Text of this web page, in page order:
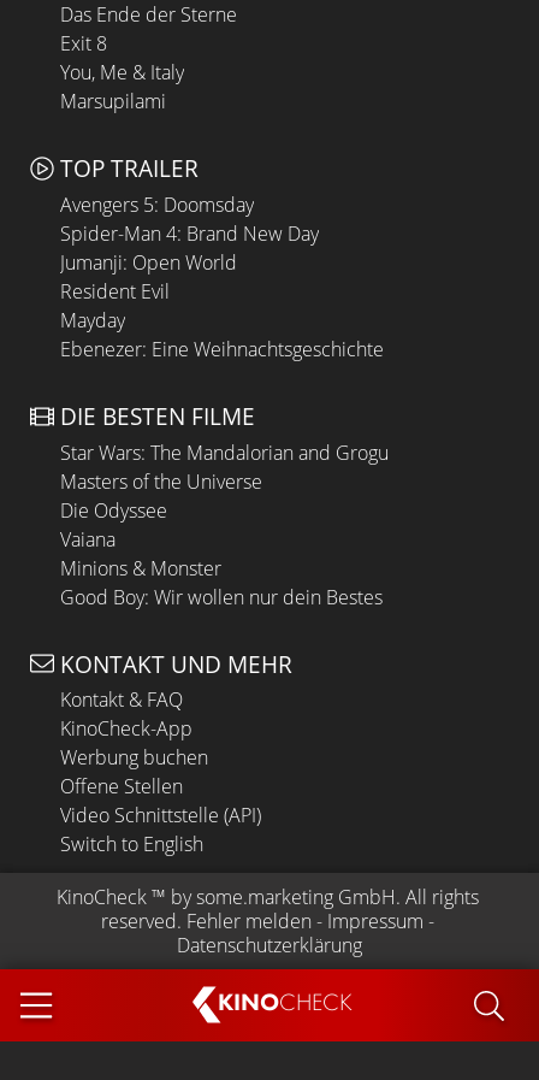
KINOCHECK
Das Ende der Sterne
Exit 8
You, Me & Italy
Marsupilami
TOP TRAILER
Avengers 5: Doomsday
Spider-Man 4: Brand New Day
Jumanji: Open World
Resident Evil
Mayday
Ebenezer: Eine Weihnachtsgeschichte
DIE BESTEN FILME
Star Wars: The Mandalorian and Grogu
Masters of the Universe
Die Odyssee
Vaiana
Minions & Monster
Good Boy: Wir wollen nur dein Bestes
KONTAKT UND MEHR
Kontakt & FAQ
KinoCheck-App
Werbung buchen
Offene Stellen
Video Schnittstelle (API)
Switch to English
KinoCheck ™ by some.marketing GmbH. All rights
reserved. Fehler melden - Impressum -
Datenschutzerklärung